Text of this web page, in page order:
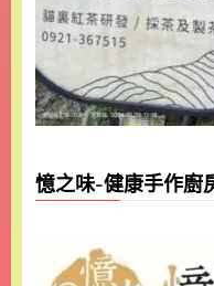
憶之味-健康手作廚